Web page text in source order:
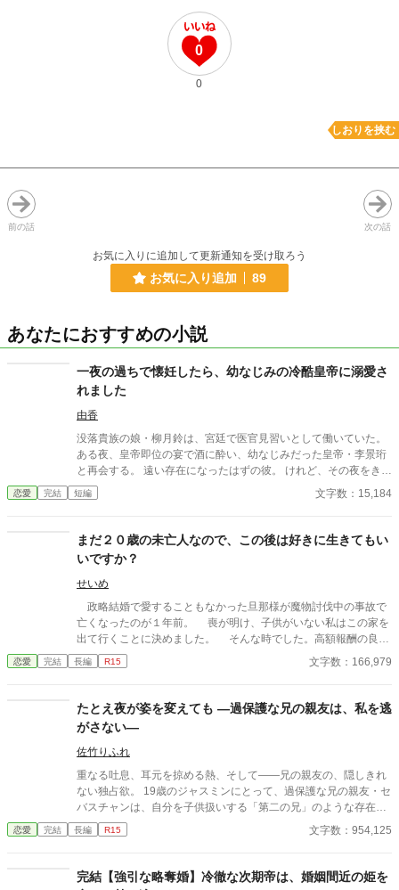
0
0
しおりを挟む
前の話 次の話
お気に入りに追加して更新通知を受け取ろう
お気に入り追加 89
あなたにおすすめの小説
一夜の過ちで懐妊したら、幼なじみの冷酷皇帝に溺愛さ
れました
由香
没落貴族の娘・柳月鈴は、宮廷で医官見習いとして働いていた。
ある夜、皇帝即位の宴で酒に酔い、幼なじみだった皇帝・李景珩
と再会する。 遠い存在になったはずの彼。 けれど、その夜をきっ
かけに月鈴の運命は大きく動き出す。 冷酷と恐れられる皇帝が、
なぜか彼女だけには甘すぎて――。
恋愛 完結 短編 文字数：15,184
まだ２０歳の未亡人なので、この後は好きに生きてもい
いですか？
せいめ
政略結婚で愛することもなかった旦那様が魔物討伐中の事故で
亡くなったのが１年前。 喪が明け、子供がいない私はこの家を
出て行くことに決めました。 そんな時でした。高額報酬の良い
仕事があると声を掛けて頂いたのです。 その仕事内容とは高貴
な身分の方の閨指導のようでした。非常に悩みましたが、家を出
す。 閨指導って、そんなに何度も会う必要ないですよね？しか
も、指導が必要には見えませんでしたが…。 でも、高額な報酬
なので文句は言いませんわ。 家を出る資金を得た私は、今度こ
そ自由に好きなことをして生きていきたいと考えて旅立つことに
決めました。 その後、新しい生活を楽しんでいる私の所に現れ
たのは……。 まずは亡くなったはずの旦那様との話から。
ご都合主義です。 設定は緩いです。 誤字脱字申し訳
ありません。 主人公の名前を途中から間違えていました。 ア
メリアです。すみません。
恋愛 完結 長編 R15 文字数：166,979
たとえ夜が姿を変えても ―過保護な兄の親友は、私を逃
がさない―
佐竹りふれ
重なる吐息、耳元を掠める熱、そして——兄の親友の、隠しきれ
ない独占欲。 19歳のジャスミンにとって、過保護な兄の親友・セ
バスチャンは、自分を子供扱いする「第二の兄」のような存在だ
った。 しかし、初めてのパーティーの夜、その関係は一変する。
突然降ってきた、深く、すべてを奪うような口づけ。 「焦らず、
ン。 けれど、彼の言う「ゆっくり」は、翌朝には早くも崩れ始め
ていた。 学内の視線、兄の沈黙、そして二人きりのアパート―
恋愛 完結 長編 R15 文字数：954,125
完結【強引な略奪婚】冷徹な次期帝は、婚姻間近の姫を